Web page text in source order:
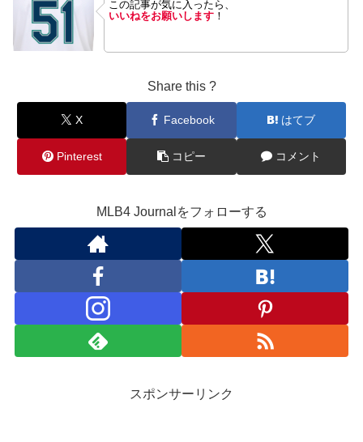
この記事が気に入ったら、
いいねをお願いします ！
Share this ?
X Facebook はてブ
Pinterest コピー コメント
MLB4 Journalをフォローする
スポンサーリンク